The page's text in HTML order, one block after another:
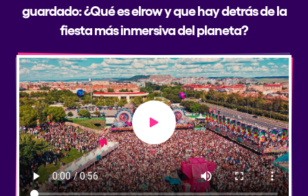
guardado: ¿Qué es elrow y que hay detrás de la
fiesta más inmersiva del planeta?
Play video